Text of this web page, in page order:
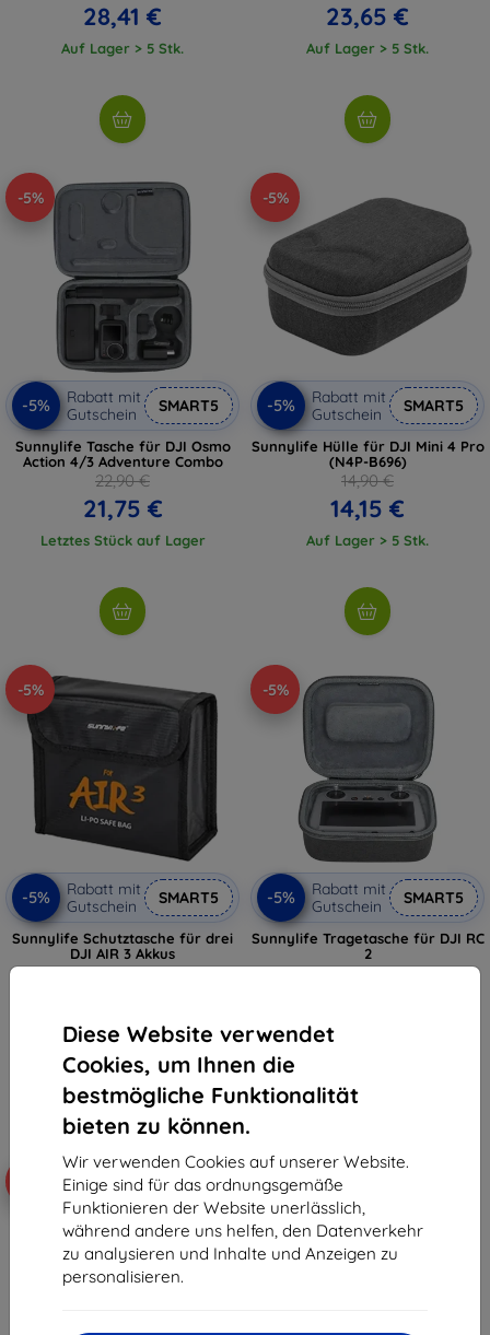
Diese Website verwendet
Cookies, um Ihnen die
bestmögliche Funktionalität
bieten zu können.
Wir verwenden Cookies auf unserer Website.
Einige sind für das ordnungsgemäße
Funktionieren der Website unerlässlich,
während andere uns helfen, den Datenverkehr
zu analysieren und Inhalte und Anzeigen zu
personalisieren.
28,41 €
Auf Lager > 5 Stk.
23,65 €
Auf Lager > 5 Stk.
-5%
-5%
Rabatt mit
Gutschein
SMART5
Sunnylife Tasche für DJI Osmo
Action 4/3 Adventure Combo
22,90 €
21,75 €
Letztes Stück auf Lager
-5%
-5%
Rabatt mit
Gutschein
SMART5
Sunnylife Hülle für DJI Mini 4 Pro
(N4P-B696)
14,90 €
14,15 €
Auf Lager > 5 Stk.
-5%
-5%
Rabatt mit
Gutschein
SMART5
Sunnylife Schutztasche für drei
DJI AIR 3 Akkus
10,90 €
Auf Lager > 5 Stk.
-5%
-5%
Rabatt mit
Gutschein
SMART5
Sunnylife Tragetasche für DJI RC
2
16,90 €
Auf Lager > 5 Stk.
-10%